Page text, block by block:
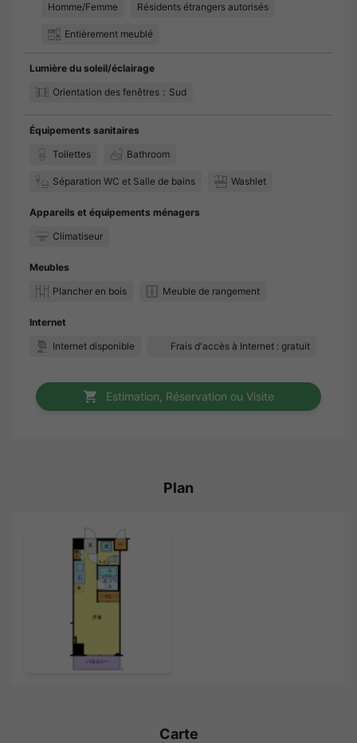
Homme/Femme Résidents étrangers autorisés
Entièrement meublé
Lumière du soleil/éclairage
Orientation des fenêtres：Sud
Équipements sanitaires
Toilettes
Bathroom
Séparation WC et Salle de bains Washlet
Appareils et équipements ménagers
Climatiseur
Meubles
Plancher en bois
Meuble de rangement
Internet
Internet disponible
Frais d'accès à Internet : gratuit
Estimation, Réservation ou Visite
Plan
Carte